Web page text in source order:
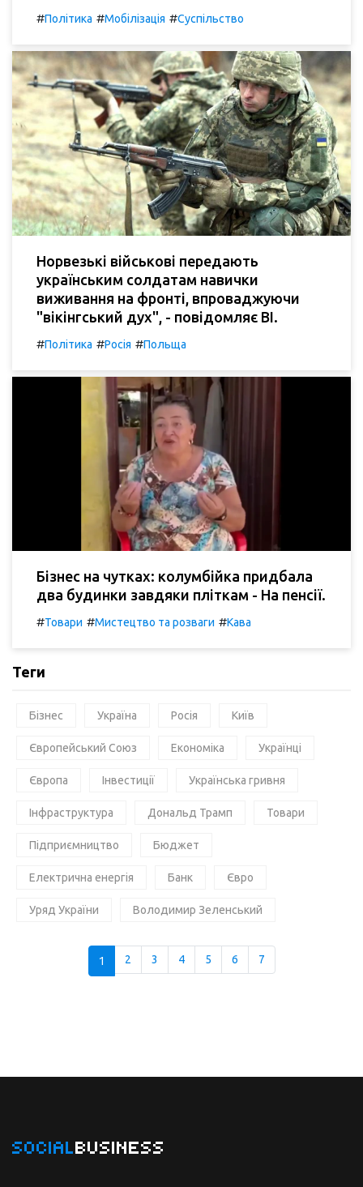
#Політика #Мобілізація #Суспільство
Норвезькі військові передають
українським солдатам навички
виживання на фронті, впроваджуючи
"вікінгський дух", - повідомляє BI.
#Політика #Росія #Польща
Бізнес на чутках: колумбійка придбала
два будинки завдяки пліткам - На пенсії.
#Товари #Мистецтво та розваги #Кава
Теги
Бізнес Україна Росія Київ
Європейський Союз Економіка Українці
Європа Інвестиції Українська гривня
Інфраструктура Дональд Трамп Товари
Підприємництво Бюджет
Електрична енергія Банк Євро
Уряд України Володимир Зеленський
1 2 3 4 5 6 7
SOCIALBUSINESS